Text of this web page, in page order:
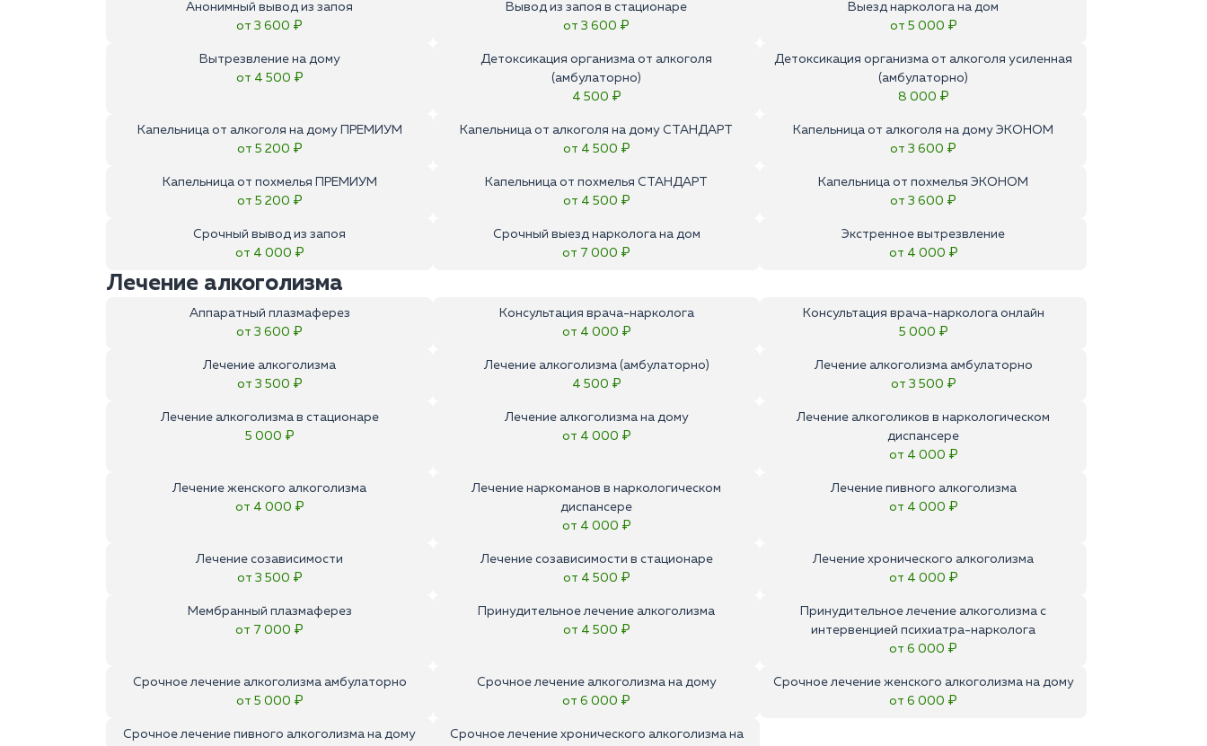
Анонимный вывод из запоя
от 3 600 ₽
Вывод из запоя в стационаре
от 3 600 ₽
Выезд нарколога на дом
от 5 000 ₽
Вытрезвление на дому
от 4 500 ₽
Детоксикация организма от алкоголя
(амбулаторно)
4 500 ₽
Детоксикация организма от алкоголя усиленная
(амбулаторно)
8 000 ₽
Капельница от алкоголя на дому ПРЕМИУМ
от 5 200 ₽
Капельница от алкоголя на дому СТАНДАРТ
от 4 500 ₽
Капельница от алкоголя на дому ЭКОНОМ
от 3 600 ₽
Капельница от похмелья ПРЕМИУМ
от 5 200 ₽
Капельница от похмелья СТАНДАРТ
от 4 500 ₽
Капельница от похмелья ЭКОНОМ
от 3 600 ₽
Срочный вывод из запоя
от 4 000 ₽
Срочный выезд нарколога на дом
от 7 000 ₽
Экстренное вытрезвление
от 4 000 ₽
Лечение алкоголизма
Аппаратный плазмаферез
от 3 600 ₽
Консультация врача-нарколога
от 4 000 ₽
Консультация врача-нарколога онлайн
5 000 ₽
Лечение алкоголизма
от 3 500 ₽
Лечение алкоголизма (амбулаторно)
4 500 ₽
Лечение алкоголизма амбулаторно
от 3 500 ₽
Лечение алкоголизма в стационаре
5 000 ₽
Лечение алкоголизма на дому
от 4 000 ₽
Лечение алкоголиков в наркологическом
диспансере
от 4 000 ₽
Лечение женского алкоголизма
от 4 000 ₽
Лечение наркоманов в наркологическом
диспансере
от 4 000 ₽
Лечение пивного алкоголизма
от 4 000 ₽
Лечение созависимости
от 3 500 ₽
Лечение созависимости в стационаре
от 4 500 ₽
Лечение хронического алкоголизма
от 4 000 ₽
Мембранный плазмаферез
от 7 000 ₽
Принудительное лечение алкоголизма
от 4 500 ₽
Принудительное лечение алкоголизма с
интервенцией психиатра-нарколога
от 6 000 ₽
Срочное лечение алкоголизма амбулаторно
от 5 000 ₽
Срочное лечение алкоголизма на дому
от 6 000 ₽
Срочное лечение женского алкоголизма на дому
от 6 000 ₽
Срочное лечение пивного алкоголизма на дому
Срочное лечение хронического алкоголизма на